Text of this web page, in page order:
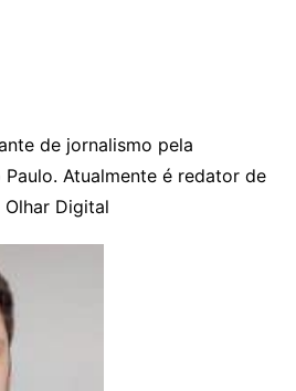
de jornalismo pela
Atualmente é redator de
Digital